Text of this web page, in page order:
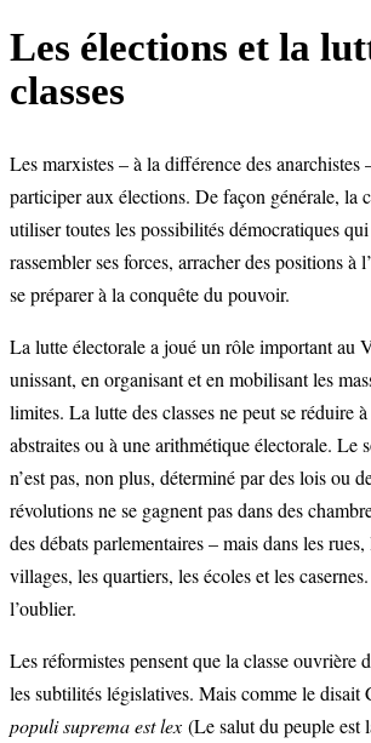
Les élections et la
classes
Les marxistes – à la différence des anarchistes
participer aux élections. De façon générale, la
utiliser toutes les possibilités démocratiques
rassembler ses forces, arracher des positions à
se préparer à la conquête du pouvoir.
La lutte électorale a joué un rôle important au
unissant, en organisant et en mobilisant les
limites. La lutte des classes ne peut se réduire
abstraites ou à une arithmétique électorale. Le
n’est pas, non plus, déterminé par des lois ou
révolutions ne se gagnent pas dans des
des débats parlementaires – mais dans les
villages, les quartiers, les écoles et les
l’oublier.
Les réformistes pensent que la classe ouvrière
les subtilités législatives. Mais comme le disait
populi suprema est lex (Le salut du peuple est